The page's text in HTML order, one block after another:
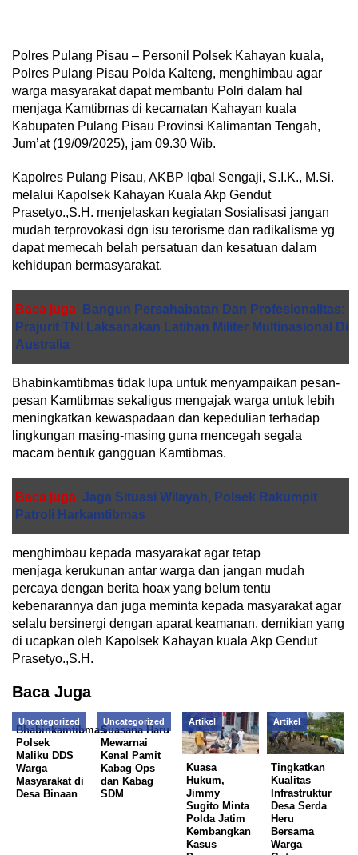
Polres Pulang Pisau – Personil Polsek Kahayan kuala,
Polres Pulang Pisau Polda Kalteng, menghimbau agar
warga masyarakat dapat membantu Polri dalam hal
menjaga Kamtibmas di kecamatan Kahayan kuala
Kabupaten Pulang Pisau Provinsi Kalimantan Tengah,
Jum’at (19/09/2025), jam 09.30 Wib.
Kapolres Pulang Pisau, AKBP Iqbal Sengaji, S.I.K., M.Si.
melalui Kapolsek Kahayan Kuala Akp Gendut
Prasetyo.,S.H. menjelaskan kegiatan Sosialisasi jangan
mudah terprovokasi dgn isu terorisme dan radikalisme yg
dapat memecah belah persatuan dan kesatuan dalam
kehidupan bermasyarakat.
Baca juga
Bangun Persahabatan Dan Profesionalitas:
Prajurit TNI Laksanakan Latihan Militer Multinasional Di
Australia
Bhabinkamtibmas tidak lupa untuk menyampaikan pesan-
pesan Kamtibmas sekaligus mengajak warga untuk lebih
meningkatkan kewaspadaan dan kepedulian terhadap
lingkungan masing-masing guna mencegah segala
macam bentuk gangguan Kamtibmas.
Baca juga Jaga Situasi Wilayah, Polsek Rakumpit
Patroli Harkamtibmas
menghimbau kepada masyarakat agar tetap
menjaga kerukunan antar warga dan jangan mudah
percaya dengan berita hoax yang belum tentu
kebenarannya dan juga meminta kepada masyarakat agar
selalu bersinergi dengan aparat keamanan, demikian yang
di ucapkan oleh Kapolsek Kahayan kuala Akp Gendut
Prasetyo.,S.H.
Baca Juga
Uncategorized
Bhabinkamtibmas
Polsek
Maliku DDS
Warga
Masyarakat di
Desa Binaan
Uncategorized
Suasana Haru
Mewarnai
Kenal Pamit
Kabag Ops
dan Kabag
SDM
Artikel
Kuasa
Hukum,
Jimmy
Sugito Minta
Polda Jatim
Kembangkan
Kasus
Artikel
Tingkatkan
Kualitas
Infrastruktur
Desa Serda
Heru
Bersama
Warga